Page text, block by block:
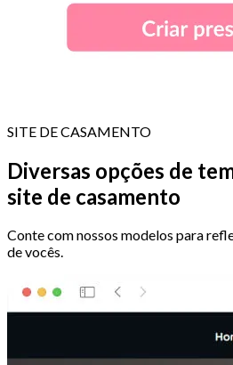
SITE DE CASAMENTO
Diversas opções de
site de casamento
Conte com nossos modelos para
de vocês.